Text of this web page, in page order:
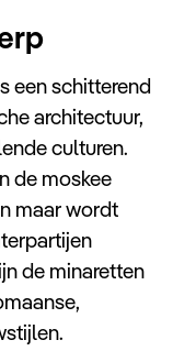
een schitterend
architectuur,
culturen.
de moskee
maar wordt
de minaretten